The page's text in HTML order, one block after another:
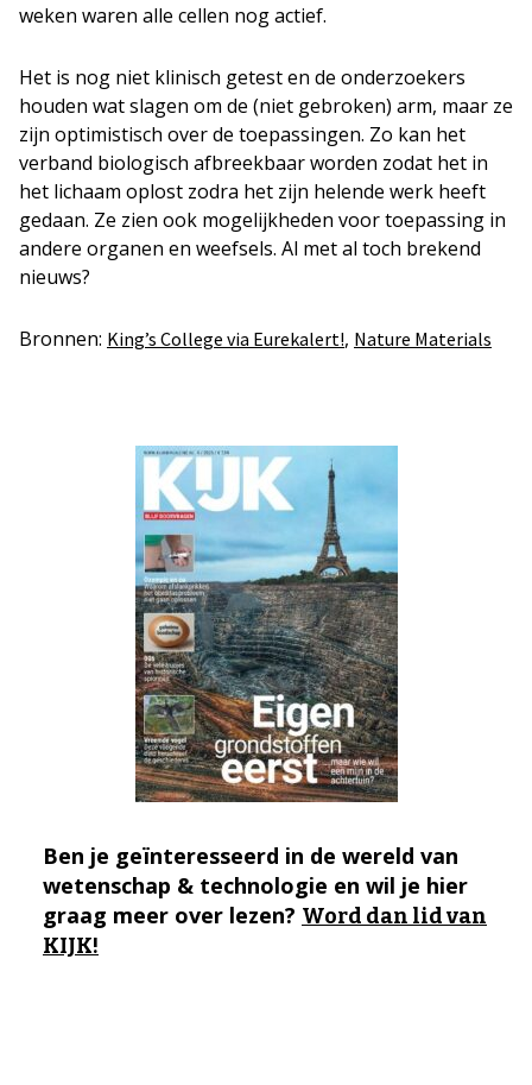
weken waren alle cellen nog actief.
Het is nog niet klinisch getest en de onderzoekers
houden wat slagen om de (niet gebroken) arm, maar ze
zijn optimistisch over de toepassingen. Zo kan het
verband biologisch afbreekbaar worden zodat het in
het lichaam oplost zodra het zijn helende werk heeft
gedaan. Ze zien ook mogelijkheden voor toepassing in
andere organen en weefsels. Al met al toch brekend
nieuws?
Bronnen: King’s College via Eurekalert!, Nature Materials
Ben je geïnteresseerd in de wereld van
wetenschap & technologie en wil je hier
graag meer over lezen? Word dan lid van
KIJK!